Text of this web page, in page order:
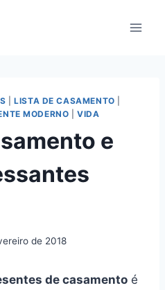
|LISTA DE CASAMENTO
MODERNO |VIDA
e
de 2018
de casamento é